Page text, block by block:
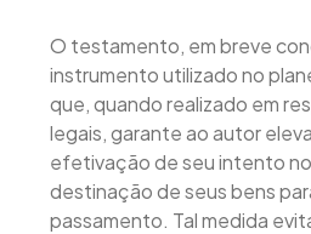
O testamento, em breve
instrumento utilizado no
que, quando realizado em
legais, garante ao autor
efetivação de seu intento
destinação de seus bens
passamento. Tal medida